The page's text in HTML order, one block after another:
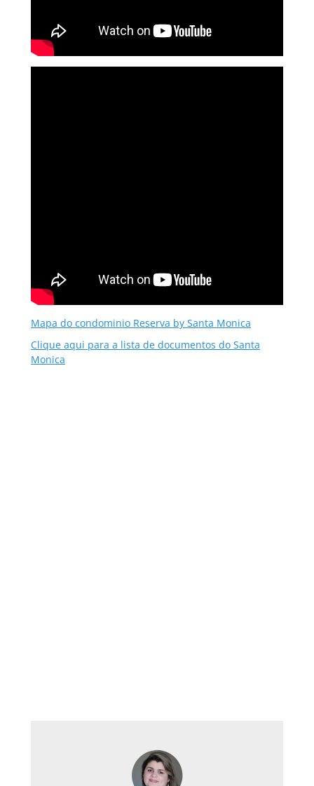
Mapa do condominio Reserva by Santa Monica
Clique aqui para a lista de documentos do Santa
Monica